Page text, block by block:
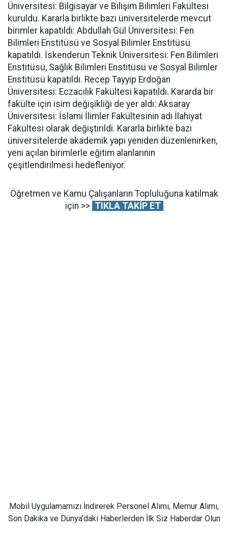
Üniversitesi: Bilgisayar ve Bilişim Bilimleri Fakültesi
kuruldu. Kararla birlikte bazı üniversitelerde mevcut
birimler kapatıldı: Abdullah Gül Üniversitesi: Fen
Bilimleri Enstitüsü ve Sosyal Bilimler Enstitüsü
kapatıldı. İskenderun Teknik Üniversitesi: Fen Bilimleri
Enstitüsü, Sağlık Bilimleri Enstitüsü ve Sosyal Bilimler
Enstitüsü kapatıldı. Recep Tayyip Erdoğan
Üniversitesi: Eczacılık Fakültesi kapatıldı. Kararda bir
fakülte için isim değişikliği de yer aldı: Aksaray
Üniversitesi: İslami İlimler Fakültesinin adı İlahiyat
Fakültesi olarak değiştirildi. Kararla birlikte bazı
üniversitelerde akademik yapı yeniden düzenlenirken,
yeni açılan birimlerle eğitim alanlarının
çeşitlendirilmesi hedefleniyor.
Öğretmen ve Kamu Çalışanların Topluluğuna katılmak
için >> TIKLA TAKİP ET
Mobil Uygulamamızı İndirerek Personel Alımı, Memur Alımı,
Son Dakika ve Dünya'daki Haberlerden İlk Siz Haberdar Olun